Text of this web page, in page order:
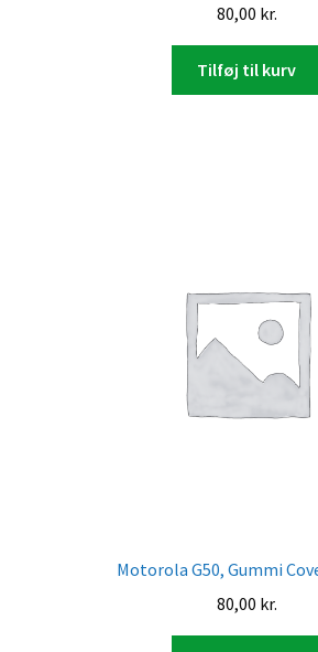
80,00 kr.
Tilføj til kurv
Motorola G50, Gummi
80,00 kr.